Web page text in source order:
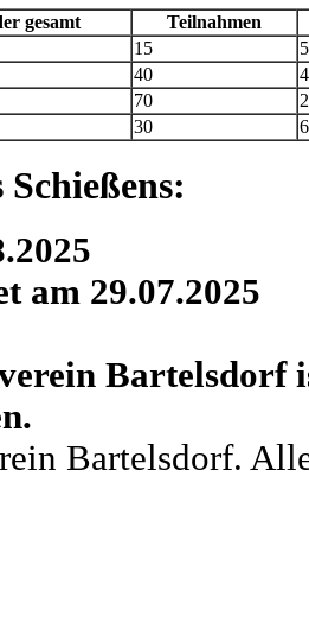
gesamt
Teilnahmen
15
40
70
30
am 29.07.2025
Bartelsdorf
Bartelsdorf.